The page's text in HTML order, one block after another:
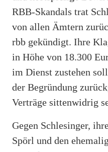
RBB-Skandals trat
von allen Ämtern
rbb gekündigt. Ihre
in Höhe von 18.300
im Dienst zustehen
der Begründung
Verträge sittenwidrig
Gegen Schlesinger,
Spörl und den